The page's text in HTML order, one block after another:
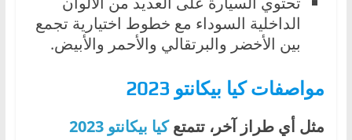
الداخلية السوداء مع خطوط اختيارية تجمع
بين الأخضر والبرتقالي والأحمر والأبيض.
مواصفات كيا بيكانتو 2023
مثل أي طراز آخر، تتمتع
كيا بيكانتو 2023